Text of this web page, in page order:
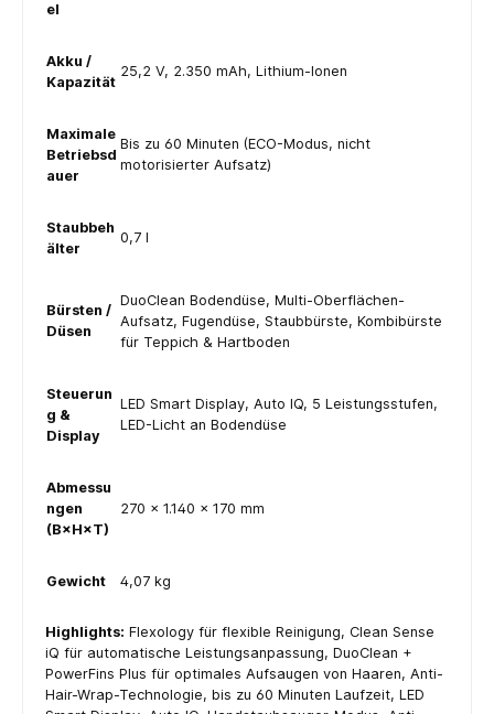
el
Akku /
Kapazität
25,2 V, 2.350 mAh, Lithium-Ionen
Maximale
Betriebsd
auer
Bis zu 60 Minuten (ECO-Modus, nicht
motorisierter Aufsatz)
Staubbeh
älter
0,7 l
Bürsten /
Düsen
DuoClean Bodendüse, Multi-Oberflächen-
Aufsatz, Fugendüse, Staubbürste, Kombibürste
für Teppich & Hartboden
Steuerun
g &
Display
LED Smart Display, Auto IQ, 5 Leistungsstufen,
LED-Licht an Bodendüse
Abmessu
ngen
(B×H×T)
270 × 1.140 × 170 mm
Gewicht 4,07 kg
Highlights: Flexology für flexible Reinigung, Clean Sense
iQ für automatische Leistungsanpassung, DuoClean +
PowerFins Plus für optimales Aufsaugen von Haaren, Anti-
Hair-Wrap-Technologie, bis zu 60 Minuten Laufzeit, LED